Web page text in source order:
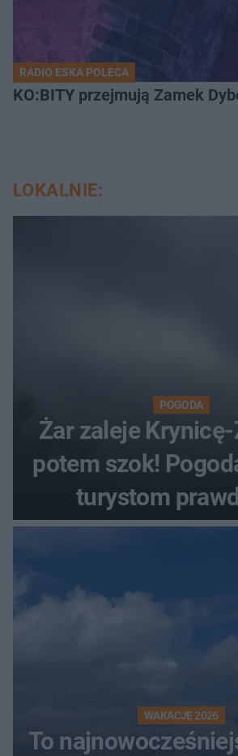
RADIO ESKA POLECA
KO:BITY przejmują Zamek
LOKALNIE:
POGODA
Żar zaleje
potem szok!
turystom
WAKACJE 2026
To